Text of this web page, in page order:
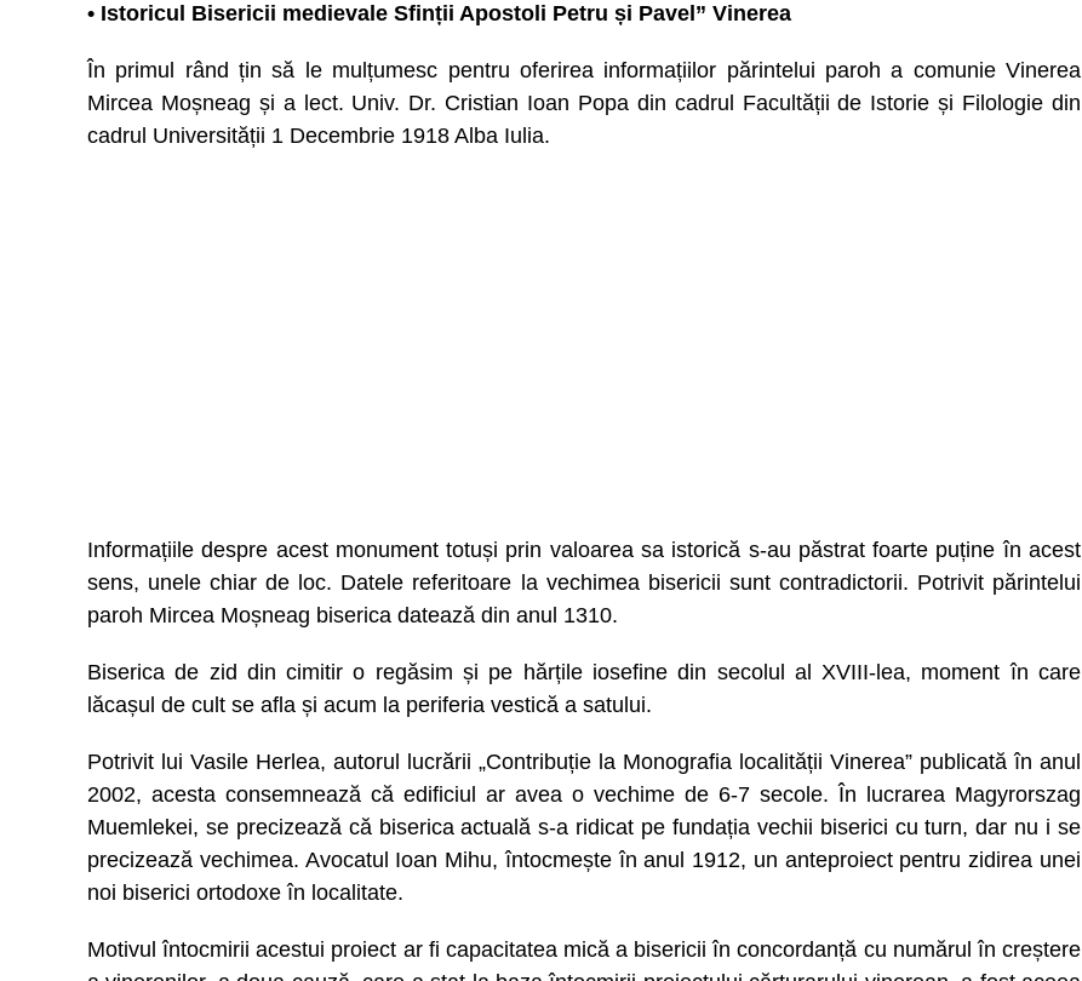
• Istoricul Bisericii medievale Sfinții Apostoli Petru și Pavel” Vinerea
În primul rând țin să le mulțumesc pentru oferirea informațiilor părintelui paroh a comunie Vinerea
Mircea Moșneag și a lect. Univ. Dr. Cristian Ioan Popa din cadrul Facultății de Istorie și Filologie din
cadrul Universității 1 Decembrie 1918 Alba Iulia.
Informațiile despre acest monument totuși prin valoarea sa istorică s-au păstrat foarte puține în acest
sens, unele chiar de loc. Datele referitoare la vechimea bisericii sunt contradictorii. Potrivit părintelui
paroh Mircea Moșneag biserica datează din anul 1310.
Biserica de zid din cimitir o regăsim și pe hărțile iosefine din secolul al XVIII-lea, moment în care
lăcașul de cult se afla și acum la periferia vestică a satului.
Potrivit lui Vasile Herlea, autorul lucrării „Contribuție la Monografia localității Vinerea” publicată în anul
2002, acesta consemnează că edificiul ar avea o vechime de 6-7 secole. În lucrarea Magyrorszag
Muemlekei, se precizează că biserica actuală s-a ridicat pe fundația vechii biserici cu turn, dar nu i se
precizează vechimea. Avocatul Ioan Mihu, întocmește în anul 1912, un anteproiect pentru zidirea unei
noi biserici ortodoxe în localitate.
Motivul întocmirii acestui proiect ar fi capacitatea mică a bisericii în concordanță cu numărul în creștere